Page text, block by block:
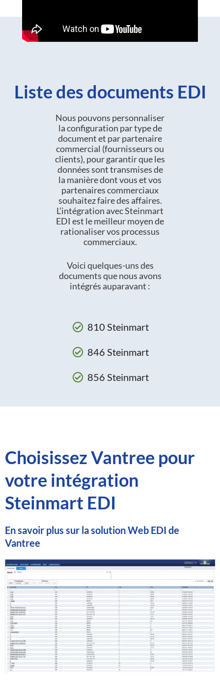
Liste des documents EDI
Nous pouvons personnaliser
la configuration par type de
document et par partenaire
commercial (fournisseurs ou
clients), pour garantir que les
données sont transmises de
la manière dont vous et vos
partenaires commerciaux
souhaitez faire des affaires.
L’intégration avec Steinmart
EDI est le meilleur moyen de
rationaliser vos processus
commerciaux.
Voici quelques-uns des
documents que nous avons
intégrés auparavant :
810 Steinmart
846 Steinmart
856 Steinmart
Choisissez Vantree pour
votre intégration
Steinmart EDI
En savoir plus sur la solution Web EDI de
Vantree